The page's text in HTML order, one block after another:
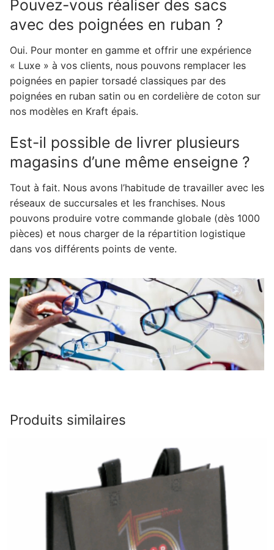
Pouvez-vous réaliser des sacs
avec des poignées en ruban ?
Oui. Pour monter en gamme et offrir une expérience
« Luxe » à vos clients, nous pouvons remplacer les
poignées en papier torsadé classiques par des
poignées en ruban satin ou en cordelière de coton sur
nos modèles en Kraft épais.
Est-il possible de livrer plusieurs
magasins d’une même enseigne ?
Tout à fait. Nous avons l’habitude de travailler avec les
réseaux de succursales et les franchises. Nous
pouvons produire votre commande globale (dès 1000
pièces) et nous charger de la répartition logistique
dans vos différents points de vente.
Produits similaires